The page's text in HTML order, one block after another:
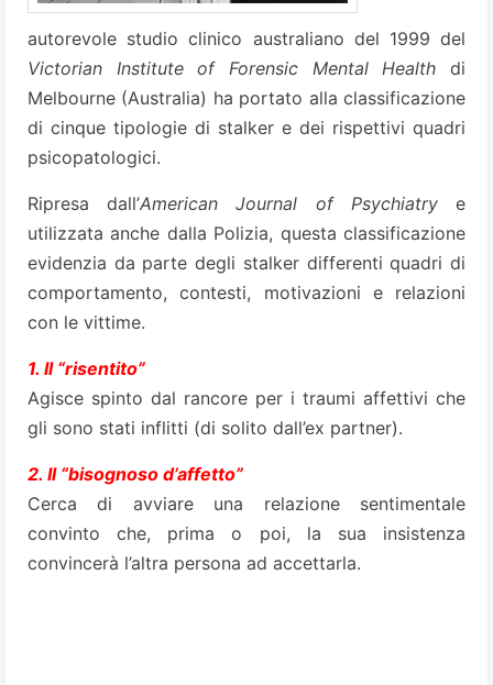
autorevole studio clinico australiano del 1999 del
Victorian Institute of Forensic Mental Health di
Melbourne (Australia) ha portato alla classificazione
di cinque tipologie di stalker e dei rispettivi quadri
psicopatologici.
Ripresa dall’American Journal of Psychiatrye
utilizzata anche dalla Polizia, questa classificazione
evidenzia da parte degli stalker differenti quadri di
comportamento, contesti, motivazioni e relazioni
con le vittime.
1. Il “risentito”
Agisce spinto dal rancore per i traumi affettivi che
gli sono stati inflitti (di solito dall’ex partner).
2. Il “bisognoso d’affetto”
Cerca di avviare una relazione sentimentale
convinto che, prima o poi, la sua insistenza
convincerà l’altra persona ad accettarla.